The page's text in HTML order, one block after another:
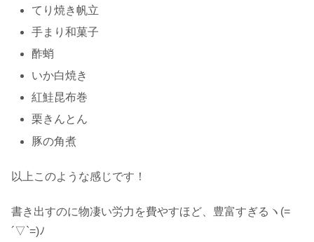
てり焼き帆立
手まり和菓子
酢蛸
いか白焼き
紅鮭昆布巻
栗きんとん
豚の角煮
以上このような感じです！
書き出すのに物凄い労力を費やすほど、豊富すぎるヽ(=
´▽`=)ﾉ